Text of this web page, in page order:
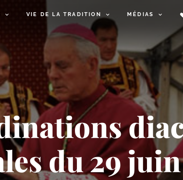
VIE DE LA TRADITION MÉDIAS
du 29